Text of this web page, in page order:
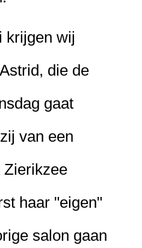
krijgen wij
die de
gaat
van een
Zierikzee
haar "eigen"
salon gaan